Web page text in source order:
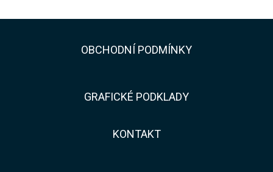
​​OBCHODNÍ PODMÍNKY
GRAFICKÉ PODKLADY
KONTAKT​​